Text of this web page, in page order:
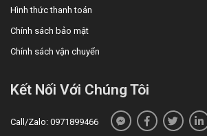
Hình thức thanh toán
Chính sách bảo mật
Chính sách vận chuyển
Kết Nối Với Chúng Tôi
Call/Zalo: 0971899466